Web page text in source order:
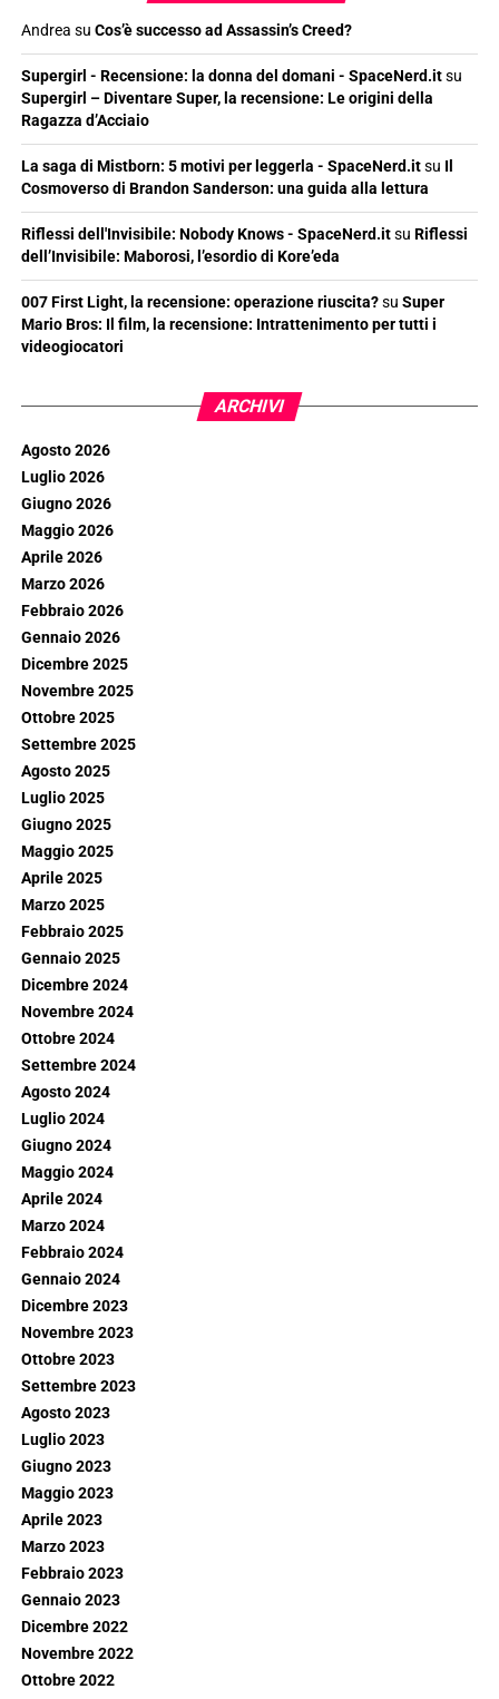
Andrea su Cos’è successo ad Assassin’s Creed?
Supergirl - Recensione: la donna del domani - SpaceNerd.itsu
Supergirl – Diventare Super, la recensione: Le origini della
Ragazza d’Acciaio
La saga di Mistborn: 5 motivi per leggerla - SpaceNerd.itsu Il
Cosmoverso di Brandon Sanderson: una guida alla lettura
Riflessi dell'Invisibile: Nobody Knows - SpaceNerd.itsu Riflessi
dell’Invisibile: Maborosi, l’esordio di Kore’eda
007 First Light, la recensione: operazione riuscita?su Super
Mario Bros: Il film, la recensione: Intrattenimento per tutti i
videogiocatori
ARCHIVI
Agosto 2026
Luglio 2026
Giugno 2026
Maggio 2026
Aprile 2026
Marzo 2026
Febbraio 2026
Gennaio 2026
Dicembre 2025
Novembre 2025
Ottobre 2025
Settembre 2025
Agosto 2025
Luglio 2025
Giugno 2025
Maggio 2025
Aprile 2025
Marzo 2025
Febbraio 2025
Gennaio 2025
Dicembre 2024
Novembre 2024
Ottobre 2024
Settembre 2024
Agosto 2024
Luglio 2024
Giugno 2024
Maggio 2024
Aprile 2024
Marzo 2024
Febbraio 2024
Gennaio 2024
Dicembre 2023
Novembre 2023
Ottobre 2023
Settembre 2023
Agosto 2023
Luglio 2023
Giugno 2023
Maggio 2023
Aprile 2023
Marzo 2023
Febbraio 2023
Gennaio 2023
Dicembre 2022
Novembre 2022
Ottobre 2022